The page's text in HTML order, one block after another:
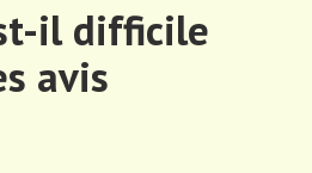
»
il difficile
avis